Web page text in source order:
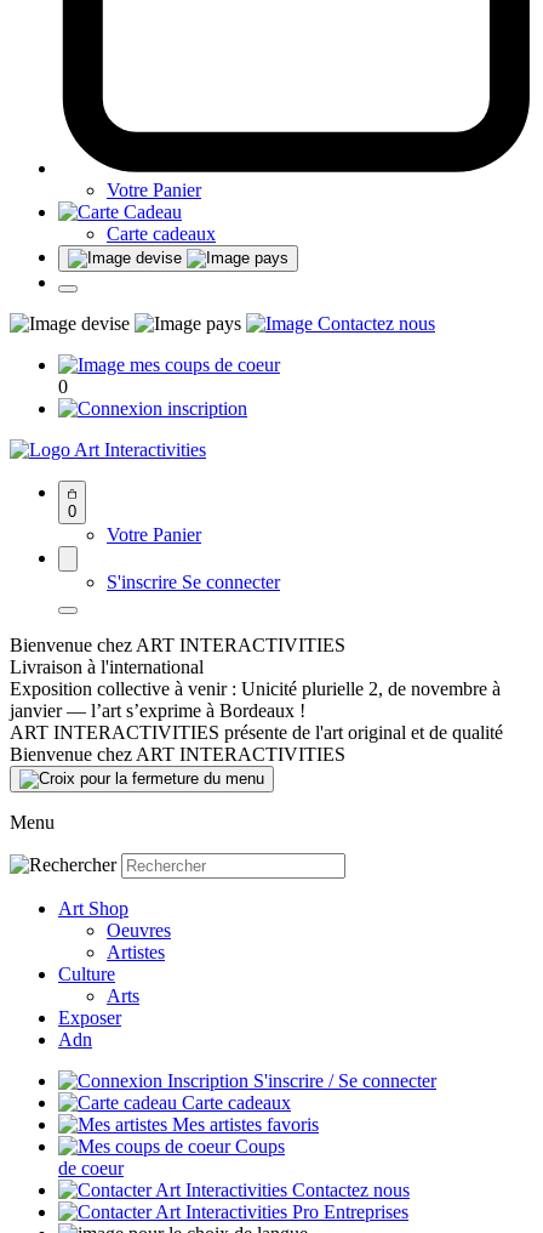
Votre Panier
Carte cadeaux
0
Art Interactivities
0
Votre Panier
S'inscrire Se connecter
Bienvenue chez ART INTERACTIVITIES
Livraison à l'international
Exposition collective à venir : Unicité plurielle 2, de novembre à
janvier — l’art s’exprime à Bordeaux !
ART INTERACTIVITIES présente de l'art original et de qualité
Bienvenue chez ART INTERACTIVITIES
Menu
Art Shop
Oeuvres
Artistes
Culture
Arts
Exposer
Adn
S'inscrire / Se connecter
Carte cadeaux
Mes artistes favoris
Coups
de coeur
Contactez nous
Entreprises